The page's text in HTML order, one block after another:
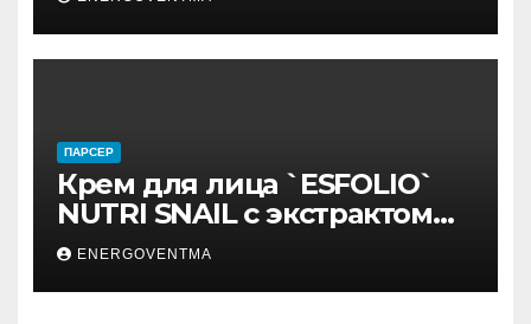
ПАРСЕР
Крем для лица `ESFOLIO`
NUTRI SNAIL с экстрактом
муцина улитки 200 мл
ENERGOVENTMA